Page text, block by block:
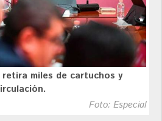
retira miles de cartuchos y
Foto: Especial